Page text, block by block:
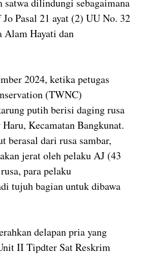
satwa dilindungi sebagaimana
Pasal 21 ayat (2) UU No. 32
Alam Hayati dan
2024, ketika petugas
(TWNC)
putih berisi daging rusa
Kecamatan Bangkunat.
berasal dari rusa sambar,
jerat oleh pelaku AJ (43
para pelaku
tujuh bagian untuk dibawa
delapan pria yang
II Tipdter Sat Reskrim